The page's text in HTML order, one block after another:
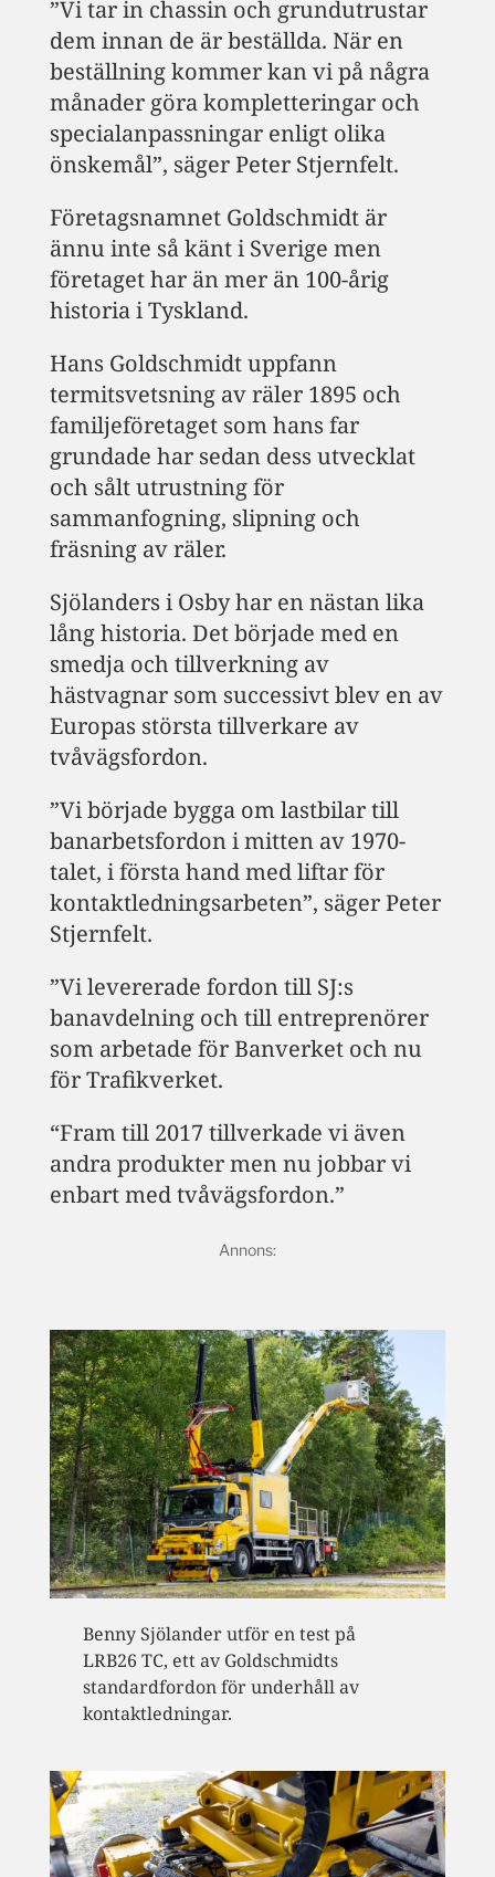
”Vi tar in chassin och grundutrustar
dem innan de är beställda. När en
beställning kommer kan vi på några
månader göra kompletteringar och
specialanpassningar enligt olika
önskemål”, säger Peter Stjernfelt.
Företagsnamnet Goldschmidt är
ännu inte så känt i Sverige men
företaget har än mer än 100-årig
historia i Tyskland.
Hans Goldschmidt uppfann
termitsvetsning av räler 1895 och
familjeföretaget som hans far
grundade har sedan dess utvecklat
och sålt utrustning för
sammanfogning, slipning och
fräsning av räler.
Sjölanders i Osby har en nästan lika
lång historia. Det började med en
smedja och tillverkning av
hästvagnar som successivt blev en av
Europas största tillverkare av
tvåvägsfordon.
”Vi började bygga om lastbilar till
banarbetsfordon i mitten av 1970-
talet, i första hand med liftar för
kontaktledningsarbeten”, säger Peter
Stjernfelt.
”Vi levererade fordon till SJ:s
banavdelning och till entreprenörer
som arbetade för Banverket och nu
för Trafikverket.
“Fram till 2017 tillverkade vi även
andra produkter men nu jobbar vi
enbart med tvåvägsfordon.”
Benny Sjölander utför en test på
LRB26 TC, ett av Goldschmidts
standardfordon för underhåll av
kontaktledningar.